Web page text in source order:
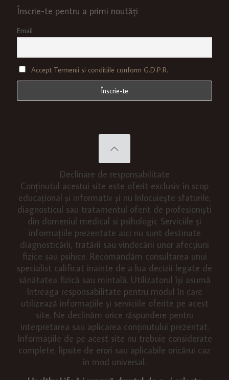
Înscrie-te pentru a primi noutăți
Email
Accept Termenii si conditiile conform G.D.P.R.
Declinare de responsabilitate
Conținutul acestui site este oferit exclusiv în scop
educațional și informativ și nu înlocuiește sfaturile,
diagnosticul sau tratamentul oferit de profesioniști
din domeniul medical si psihologic Serviciile și
informațiile prezentate aici nu sunt destinate
diagnosticării, tratării sau vindecării unor afecțiuni
fizice sau psihice. Recomandăm consultarea unui
specialist calificat înainte de a lua decizii legate de
sănătatea fizică sau mintală. Utilizatorul își asumă
întreaga responsabilitate pentru modul în care
utilizează informațiile și serviciile oferite pe acest
site. Ne declinăm orice răspundere pentru
interpretarea sau aplicarea conținutului prezentat.
Informațiile de pe acest site nu trebuie considerate
complete, lipsite de erori sau aplicabile oricărui caz
în mod universal.